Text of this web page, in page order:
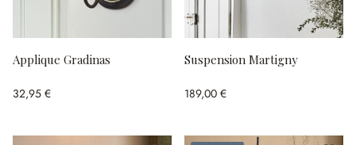
Applique Gradinas
32,95 €
Suspension Martigny
189,00 €